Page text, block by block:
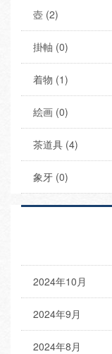
壺 (2)
掛軸 (0)
着物 (1)
絵画 (0)
茶道具 (4)
象牙 (0)
2024年10月
2024年9月
2024年8月